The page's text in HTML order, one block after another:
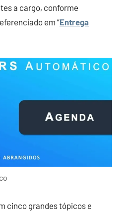
a cargo, conforme
em “Entrega
cinco grandes tópicos e